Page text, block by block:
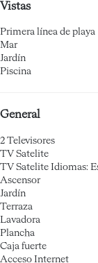
Vistas
Primera línea de playa
Mar
Jardín
Piscina
General
2 Televisores
TV Satelite
TV Satelite Idiomas:
Ascensor
Jardín
Terraza
Lavadora
Plancha
Caja fuerte
Acceso Internet